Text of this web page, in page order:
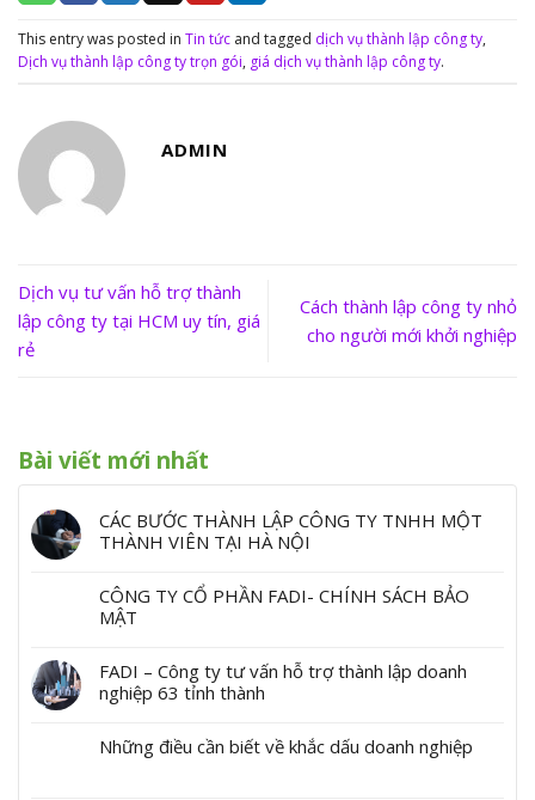
Bài viết mới nhất
CÁC BƯỚC THÀNH LẬP CÔNG TY TNHH MỘT
THÀNH VIÊN TẠI HÀ NỘI
CÔNG TY CỔ PHẦN FADI- CHÍNH SÁCH BẢO
MẬT
FADI – Công ty tư vấn hỗ trợ thành lập doanh
nghiệp 63 tỉnh thành
Những điều cần biết về khắc dấu doanh nghiệp
This entry was posted in Tin tức and tagged dịch vụ thành lập công ty,
Dịch vụ thành lập công ty trọn gói, giá dịch vụ thành lập công ty.
ADMIN
Dịch vụ tư vấn hỗ trợ thành
lập công ty tại HCM uy tín, giá
rẻ
Cách thành lập công ty nhỏ
cho người mới khởi nghiệp